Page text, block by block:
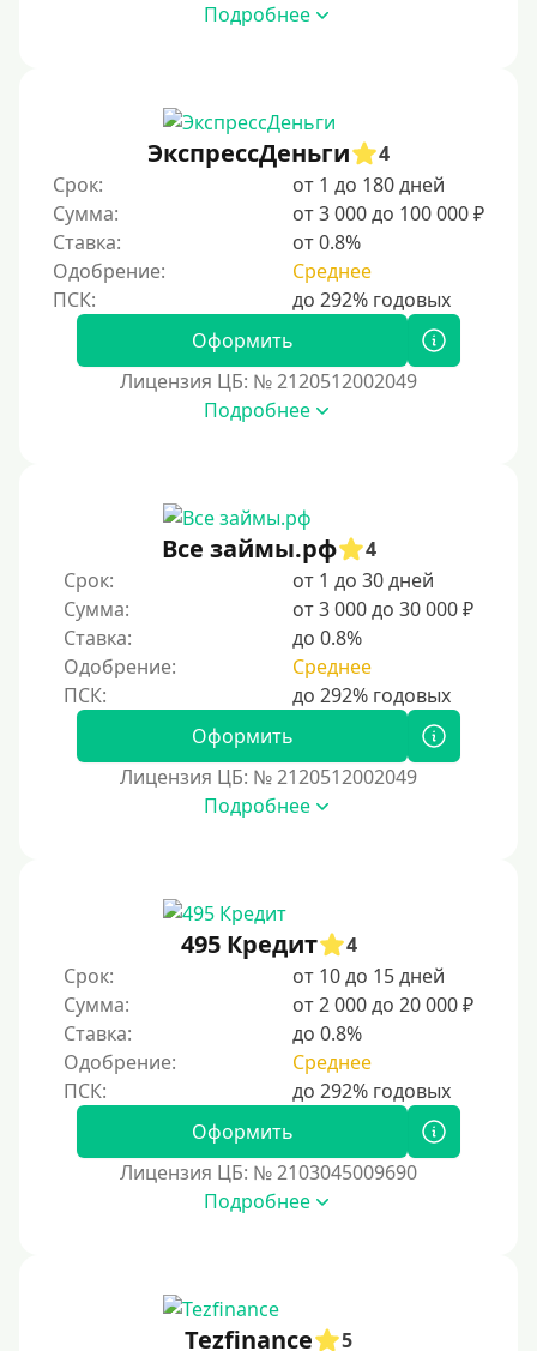
Подробнее
ЭкспрессДеньги
4
Срок:
от 1 до 180 дней
Сумма:
от 3 000 до 100 000 ₽
Ставка:
от 0.8%
Одобрение:
Среднее
Оформить
Лицензия ЦБ: № 2120512002049
Подробнее
Все займы.рф
4
Срок:
от 1 до 30 дней
Сумма:
от 3 000 до 30 000 ₽
Ставка:
до 0.8%
Одобрение:
Среднее
Оформить
Лицензия ЦБ: № 2120512002049
Подробнее
495 Кредит
4
Срок:
от 10 до 15 дней
Сумма:
от 2 000 до 20 000 ₽
Ставка:
до 0.8%
Одобрение:
Среднее
Оформить
Лицензия ЦБ: № 2103045009690
Подробнее
Tezfinance 5